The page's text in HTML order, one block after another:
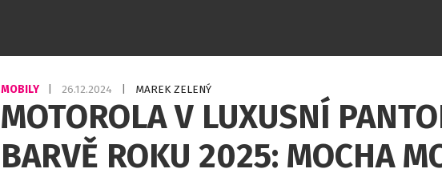
MOBILY 26.12.2024 MAREK ZELENÝ
MOTOROLA V LUXUSNÍ
BARVĚ ROKU 2025: MOCHA